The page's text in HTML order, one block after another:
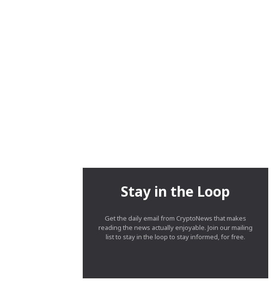
Stay in the Loop
Get the daily email from CryptoNews that makes
reading the news actually enjoyable. Join our mailing
list to stay in the loop to stay informed, for free.